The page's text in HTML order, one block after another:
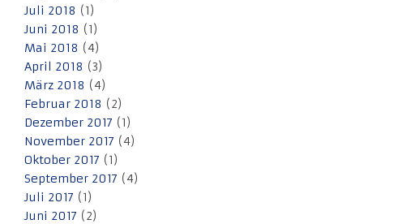
Juli 2018 (1)
Juni 2018 (1)
Mai 2018 (4)
April 2018 (3)
März 2018 (4)
Februar 2018 (2)
Dezember 2017 (1)
November 2017 (4)
Oktober 2017 (1)
September 2017 (4)
Juli 2017 (1)
Juni 2017 (2)